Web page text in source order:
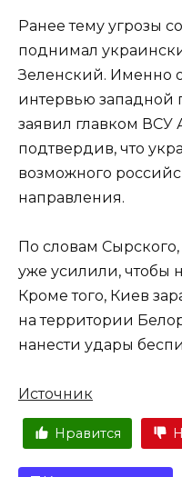
Ранее тему угрозы
поднимал
Зеленский. Именно
интервью западной
заявил главком
подтвердив, что
возможного
направления.
По словам
уже усилили, чтобы
Кроме того, Киев
на территории
нанести удары
Источник
Нравится